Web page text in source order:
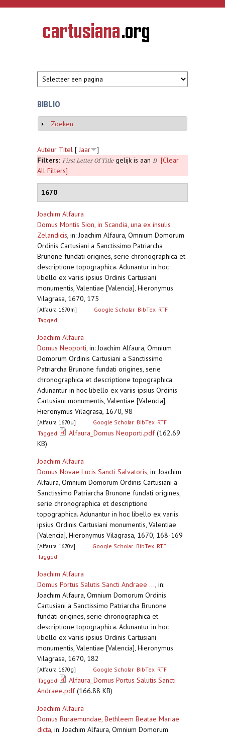
Overslaan en naar de inhoud gaan
CARTUSIANA
Geschiedenis
van de
BIBLIO
Weergeven
Zoeken
Auteur Titel [ Jaar
]
Filters: First Letter Of Titlegelijk is aan D
[Clear
All Filters]
1670
Joachim Alfaura
Domus Montis Sion, in Scandia, una ex insulis
Zelandicis, in: Joachim Alfaura, Omnium Domorum
Ordinis Cartusiani a Sanctissimo Patriarcha
Brunone fundati origines, serie chronographica et
descriptione topographica. Adunantur in hoc
libello ex variis ipsius Ordinis Cartusiani
monumentis, Valentiae [Valencia], Hieronymus
Vilagrasa, 1670, 175
[Alfaura 1670m] Google Scholar BibTex RTF
Tagged
Joachim Alfaura
Domus Neoporti, in: Joachim Alfaura, Omnium
Domorum Ordinis Cartusiani a Sanctissimo
Patriarcha Brunone fundati origines, serie
chronographica et descriptione topographica.
Adunantur in hoc libello ex variis ipsius Ordinis
Cartusiani monumentis, Valentiae [Valencia],
Hieronymus Vilagrasa, 1670, 98
[Alfaura 1670u] Google Scholar BibTex RTF
Tagged
Alfaura_Domus Neoporti.pdf(162.69
KB)
Joachim Alfaura
Domus Novae Lucis Sancti Salvatoris, in: Joachim
Alfaura, Omnium Domorum Ordinis Cartusiani a
Sanctissimo Patriarcha Brunone fundati origines,
serie chronographica et descriptione
topographica. Adunantur in hoc libello ex variis
ipsius Ordinis Cartusiani monumentis, Valentiae
[Valencia], Hieronymus Vilagrasa, 1670, 168-169
[Alfaura 1670v] Google Scholar BibTex RTF
Tagged
Joachim Alfaura
Domus Portus Salutis Sancti Andraee ..., in:
Joachim Alfaura, Omnium Domorum Ordinis
Cartusiani a Sanctissimo Patriarcha Brunone
fundati origines, serie chronographica et
descriptione topographica. Adunantur in hoc
libello ex variis ipsius Ordinis Cartusiani
monumentis, Valentiae [Valencia], Hieronymus
Vilagrasa, 1670, 182
[Alfaura 1670g] Google Scholar BibTex RTF
Tagged
Alfaura_Domus Portus Salutis Sancti
Andraee.pdf(166.88 KB)
Joachim Alfaura
Domus Ruraemundae, Bethleem Beatae Mariae
dicta, in: Joachim Alfaura, Omnium Domorum